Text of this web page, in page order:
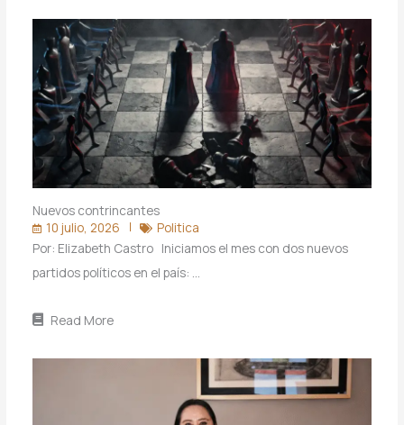
Nuevos contrincantes
10 julio, 2026
Politica
Por: Elizabeth Castro Iniciamos el mes con dos nuevos
partidos políticos en el país: …
Read More